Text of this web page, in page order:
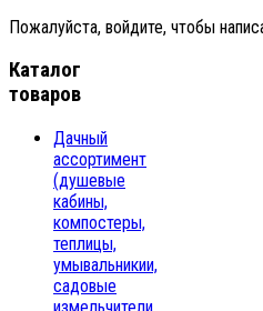
Пожалуйста, войдите, чтобы
Каталог
товаров
Дачный
ассортимент
(душевые
кабины,
компостеры,
теплицы,
умывальникии,
садовые